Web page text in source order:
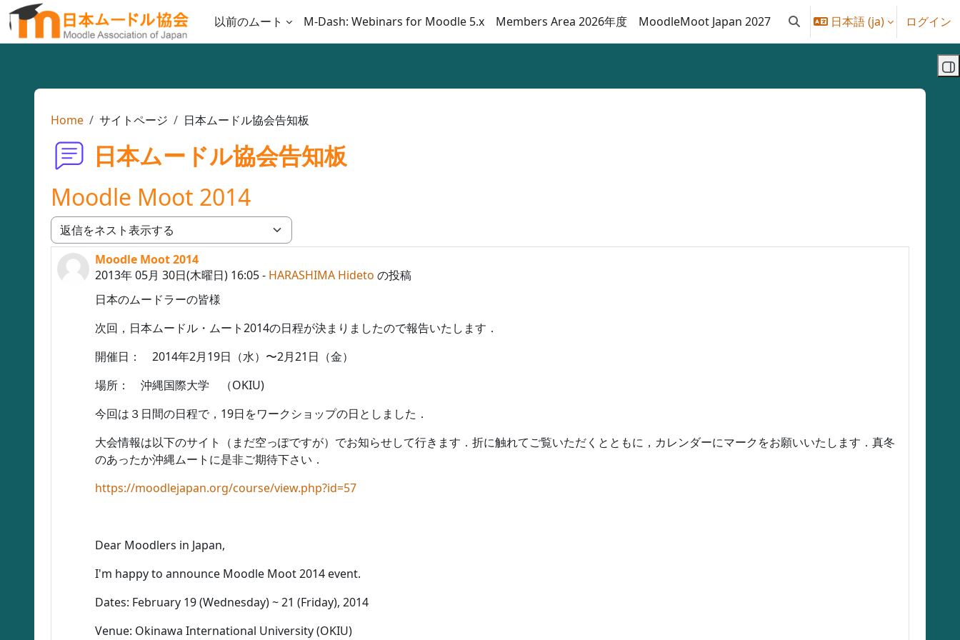
メインコンテンツへスキップする
以前のムート
M-Dash: Webinars for Moodle 5.x Members Area 2026年度 MoodleMoot Japan 2027 検索入力に切り替える
日本語 ‎(ja)‎ ログイン
Home サイトページ 日本ムードル協会告知板
日本ムードル協会告知板
Moodle Moot 2014
表示モード
Moodle Moot 2014
2013年 05月 30日(木曜日) 16:05- HARASHIMA Hideto の投稿
返信数: 0
日本のムードラーの皆様
次回，日本ムードル・ムート2014の日程が決まりましたので報告いたします．
開催日： 2014年2月19日（水）〜2月21日（金）
場所： 沖縄国際大学 （OKIU)
今回は３日間の日程で，19日をワークショップの日としました．
大会情報は以下のサイト（まだ空っぽですが）でお知らせして行きます．折に触れてご覧いただくとともに，カレンダーにマークをお願いいたします．真冬
のあったか沖縄ムートに是非ご期待下さい．
https://moodlejapan.org/course/view.php?id=57
Dear Moodlers in Japan,
I'm happy to announce Moodle Moot 2014 event.
Dates: February 19 (Wednesday) ~ 21 (Friday), 2014
Venue: Okinawa International University (OKIU)